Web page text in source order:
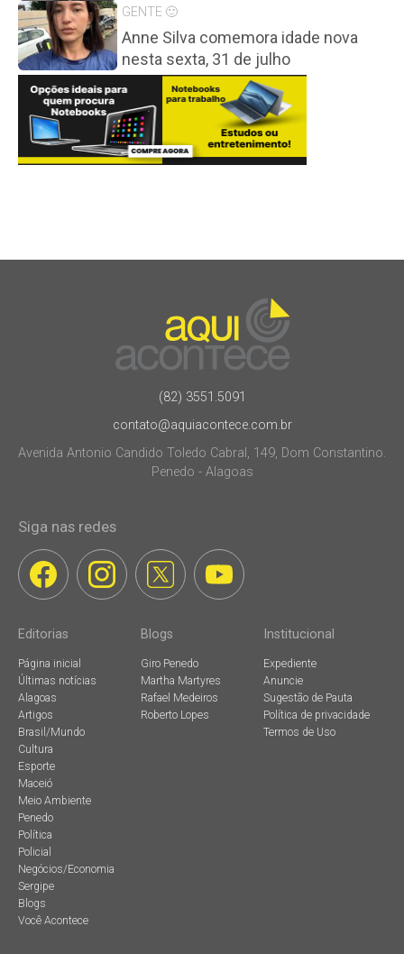
GENTE 🙂
Anne Silva comemora idade nova
nesta sexta, 31 de julho
(82) 3551.5091
contato@aquiacontece.com.br
Avenida Antonio Candido Toledo Cabral, 149, Dom Constantino.
Penedo - Alagoas
Siga nas redes
Editorias
Página inicial
Últimas notícias
Alagoas
Artigos
Brasil/Mundo
Cultura
Esporte
Maceió
Meio Ambiente
Penedo
Política
Policial
Negócios/Economia
Sergipe
Blogs
Você Acontece
Blogs
Giro Penedo
Martha Martyres
Rafael Medeiros
Roberto Lopes
Institucional
Expediente
Anuncie
Sugestão de Pauta
Política de privacidade
Termos de Uso